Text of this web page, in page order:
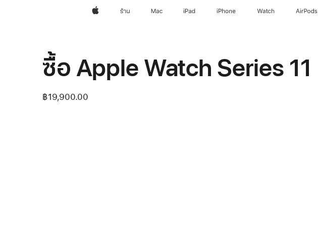
Appleร้าน Mac iPad iPhone Watch AirPods
ซื้อ Apple Watch Series 11
฿19,900.00